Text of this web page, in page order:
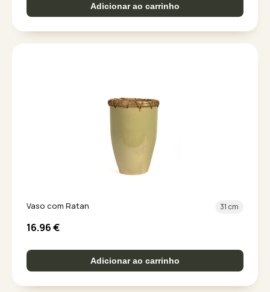
Adicionar ao carrinho
Vaso com Ratan 31 cm
16.96€
Adicionar ao carrinho